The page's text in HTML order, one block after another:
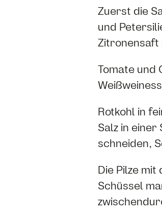
Zuerst die
und
Zitronensaft
Tomate und
Rotkohl in
Salz in
schneiden,
Die Pilze
Schüssel